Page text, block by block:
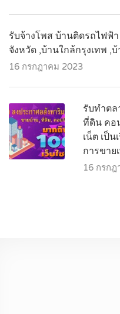
รับจ้างโพส บ้านติดรถไฟฟ้
จังหวัด ,บ้านใกล้กรุงเทพ ,
16 กรกฎาคม 2023
รับทำต
ที่ดิน คอ
เน็ต เป็น
การขาย
16 กรก